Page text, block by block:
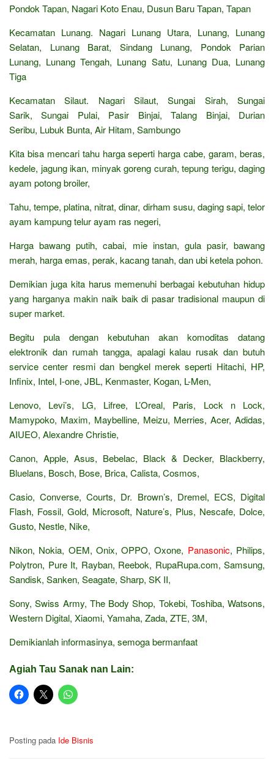
Pondok Tapan, Nagari Koto Enau, Dusun Baru Tapan, Tapan
Kecamatan Lunang. Nagari Lunang Utara, Lunang, Lunang
Selatan, Lunang Barat, Sindang Lunang, Pondok Parian
Lunang, Lunang Tengah, Lunang Satu, Lunang Dua, Lunang
Tiga
Kecamatan Silaut. Nagari Silaut, Sungai Sirah, Sungai
Sarik, Sungai Pulai, Pasir Binjai, Talang Binjai, Durian
Seribu, Lubuk Bunta, Air Hitam, Sambungo
Kita bisa mencari tahu harga seperti harga cabe, garam, beras,
kedele, jagung ikan, minyak goreng curah, tepung terigu, daging
ayam potong broiler,
Tahu, tempe, platina, nitrat, dinar, dirham susu, daging sapi, telor
ayam kampung telur ayam ras negeri,
Harga bawang putih, cabai, mie instan, gula pasir, bawang
merah, harga emas, perak, kacang tanah, dan ubi ketela pohon.
Demikian juga kita harus memenuhi berbagai kebutuhan hidup
yang harganya makin naik baik di pasar tradisional maupun di
super market.
Begitu pula dengan kebutuhan akan komoditas datang
elektronik dan rumah tangga, apalagi kalau rusak dan butuh
service center resmi dan bengkel merek seperti Hitachi, HP,
Infinix, Intel, I-one, JBL, Kenmaster, Kogan, L-Men,
Lenovo, Levi’s, LG, Lifree, L’Oreal, Paris, Lock n Lock,
Mamypoko, Maxim, Maybelline, Meizu, Merries, Acer, Adidas,
AIUEO, Alexandre Christie,
Canon, Apple, Asus, Bebelac, Black & Decker, Blackberry,
Bluelans, Bosch, Bose, Brica, Calista, Cosmos,
Casio, Converse, Courts, Dr. Brown’s, Dremel, ECS, Digital
Flash, Fossil, Gold, Microsoft, Nature’s, Plus, Nescafe, Dolce,
Gusto, Nestle, Nike,
Nikon, Nokia, OEM, Onix, OPPO, Oxone, Panasonic, Philips,
Polytron, Pure It, Rayban, Reebok, RupaRupa.com, Samsung,
Sandisk, Sanken, Seagate, Sharp, SK II,
Sony, Swiss Army, The Body Shop, Tokebi, Toshiba, Watsons,
Western Digital, Xiaomi, Yamaha, Zada, ZTE, 3M,
Demikianlah informasinya, semoga bermanfaat
Agiah Tau Sanak nan Lain:
Posting pada Ide Bisnis